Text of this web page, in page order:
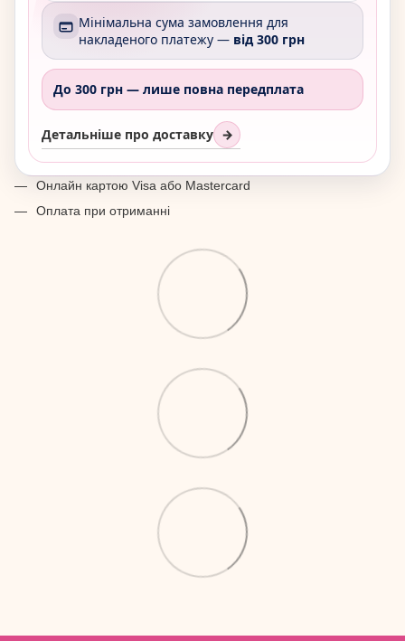
Мінімальна сума замовлення для
накладеного платежу — від 300 грн
До 300 грн — лише повна передплата
Детальніше про доставку →
Онлайн картою Visa або Mastercard
Оплата при отриманні